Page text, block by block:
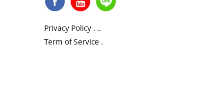
Privacy Policy . ..
Term of Service .